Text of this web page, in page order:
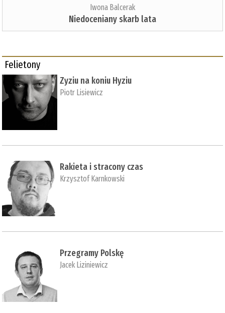
Iwona Balcerak
Niedoceniany skarb lata
Felietony
Zyziu na koniu Hyziu
Piotr Lisiewicz
Rakieta i stracony czas
Krzysztof Karnkowski
Przegramy Polskę
Jacek Liziniewicz